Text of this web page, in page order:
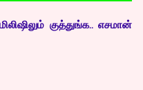
குத்துங்க.. எசமான்